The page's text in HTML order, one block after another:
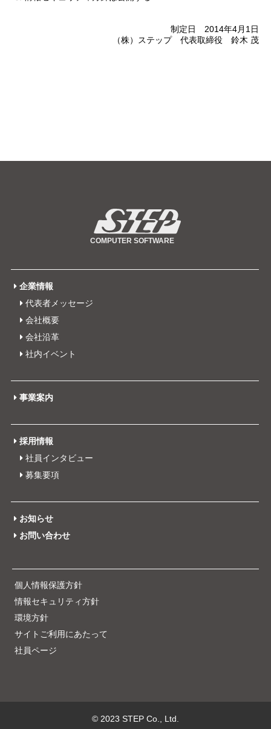
制定日 2014年4月1日
（株）ステップ 代表取締役 鈴木 茂
企業情報
代表者メッセージ
会社概要
会社沿革
社内イベント
事業案内
採用情報
社員インタビュー
募集要項
お知らせ
お問い合わせ
個人情報保護方針
情報セキュリティ方針
環境方針
サイトご利用にあたって
社員ページ
© 2023 STEP Co., Ltd.